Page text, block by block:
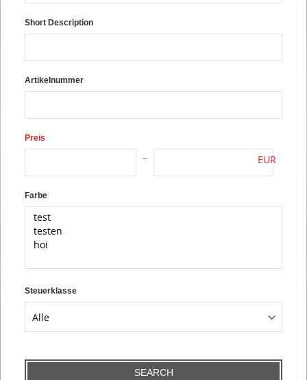
Short Description
Artikelnummer
Preis
EUR
Farbe
Steuerklasse
SEARCH